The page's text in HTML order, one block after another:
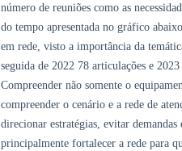
número de reuniões como as
do tempo apresentada no gráfico
em rede, visto a importância da
seguida de 2022 78 articulações e 2023
Compreender não somente o
compreender o cenário e a rede de
direcionar estratégias, evitar
principalmente fortalecer a rede para